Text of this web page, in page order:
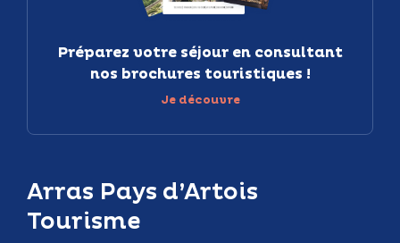
Arras Pays d’Artois
Tourisme
Préparez votre séjour en consultant
nos brochures touristiques !
Je découvre